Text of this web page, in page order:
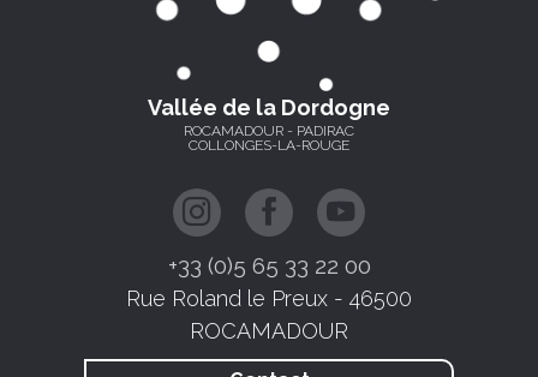
Vallée de la Dordogne
ROCAMADOUR - PADIRAC
COLLONGES-LA-ROUGE
+33 (0)5 65 33 22 00
Rue Roland le Preux - 46500
ROCAMADOUR